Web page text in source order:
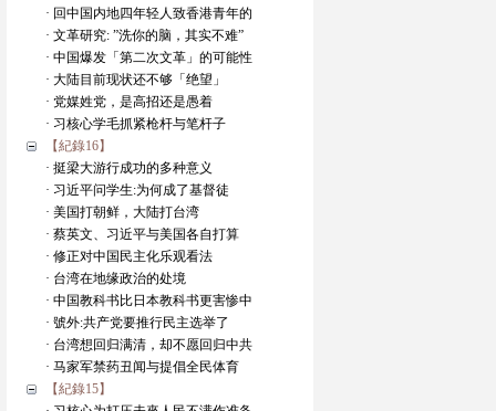
· 回中国内地四年轻人致香港青年的
· 文革研究: ”洗你的脑，其实不难”
· 中国爆发「第二次文革」的可能性
· 大陆目前现状还不够「绝望」
· 党媒姓党，是高招还是愚着
· 习核心学毛抓紧枪杆与笔杆子
【紀錄16】
· 挺梁大游行成功的多种意义
· 习近平问学生:为何成了基督徒
· 美国打朝鲜，大陆打台湾
· 蔡英文、习近平与美国各自打算
· 修正对中国民主化乐观看法
· 台湾在地缘政治的处境
· 中国教科书比日本教科书更害惨中
· 號外:共产党要推行民主选举了
· 台湾想回归满清，却不愿回归中共
· 马家军禁药丑闻与提倡全民体育
【紀錄15】